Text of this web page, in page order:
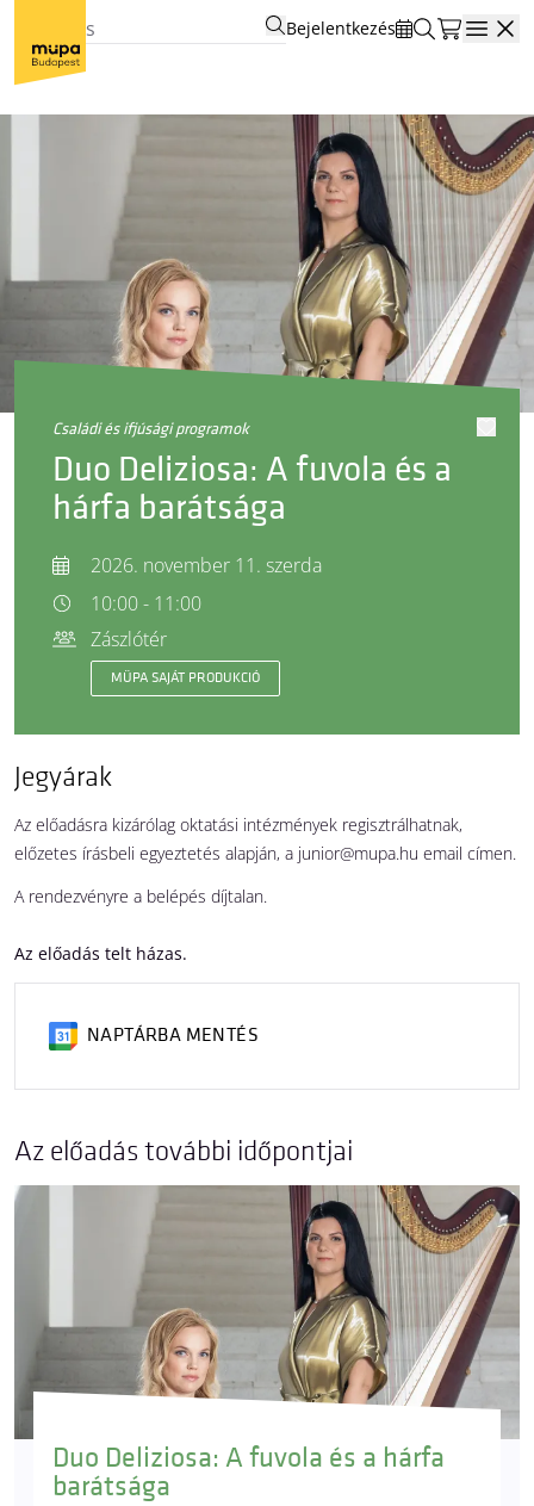
Bejelentkezés
családi és ifjúsági programok
Duo Deliziosa: A fuvola és a
hárfa barátsága
2026. november 11. szerda
10:00 - 11:00
Zászlótér
MÜPA SAJÁT PRODUKCIÓ
Jegyárak
Az előadásra kizárólag oktatási intézmények regisztrálhatnak,
előzetes írásbeli egyeztetés alapján, a junior@mupa.hu email címen.
A rendezvényre a belépés díjtalan.
Az előadás telt házas.
NAPTÁRBA MENTÉS
Az előadás további időpontjai
Duo Deliziosa: A fuvola és a hárfa
barátsága